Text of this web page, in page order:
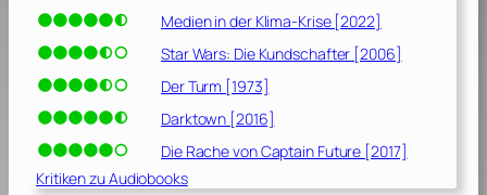
Medien in der Klima-Krise [2022]
Star Wars: Die Kundschafter [2006]
Der Turm [1973]
Darktown [2016]
Die Rache von Captain Future [2017]
Kritiken zu Audiobooks